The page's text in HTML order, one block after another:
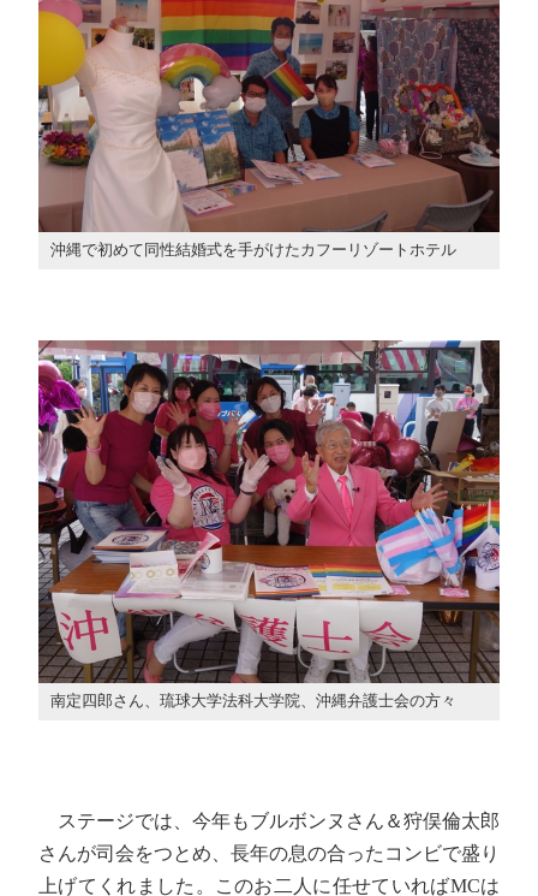
沖縄で初めて同性結婚式を手がけたカフーリゾートホテル
南定四郎さん、琉球大学法科大学院、沖縄弁護士会の方々
ステージでは、今年もブルボンヌさん＆狩俣倫太郎
さんが司会をつとめ、長年の息の合ったコンビで盛り
上げてくれました。このお二人に任せていればMCは